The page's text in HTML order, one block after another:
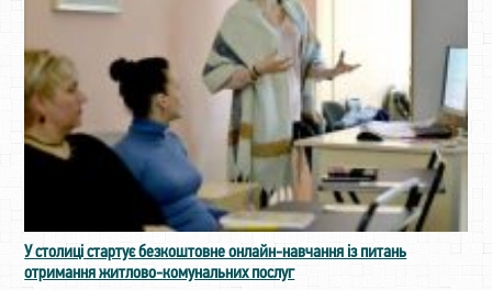
У столиці стартує безкоштовне онлайн-навчання із питань
отримання житлово-комунальних послуг